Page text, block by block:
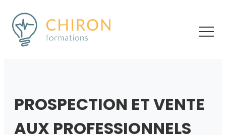
PROSPECTION ET VENTE
AUX PROFESSIONNELS